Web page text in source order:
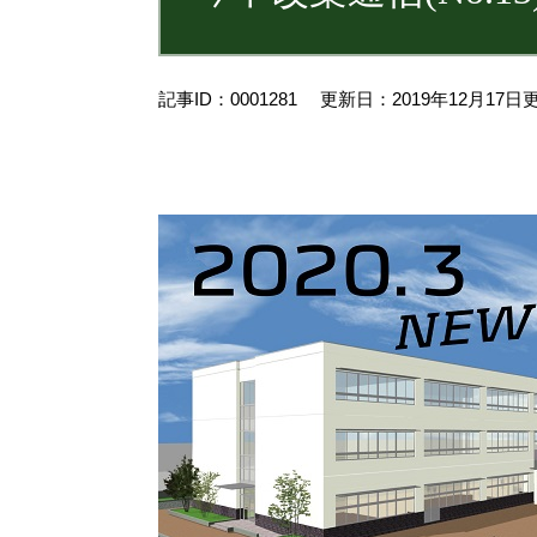
記事ID：0001281 更新日：2019年12月17日